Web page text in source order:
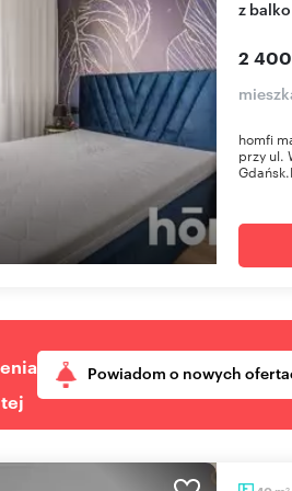
z
2
homfi
przy ul.
Powiadom o nowych